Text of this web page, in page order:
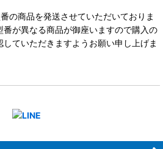
の商品を発送させていただいておりま
が異なる商品が御座いますので購入の
ていただきますようお願い申し上げま